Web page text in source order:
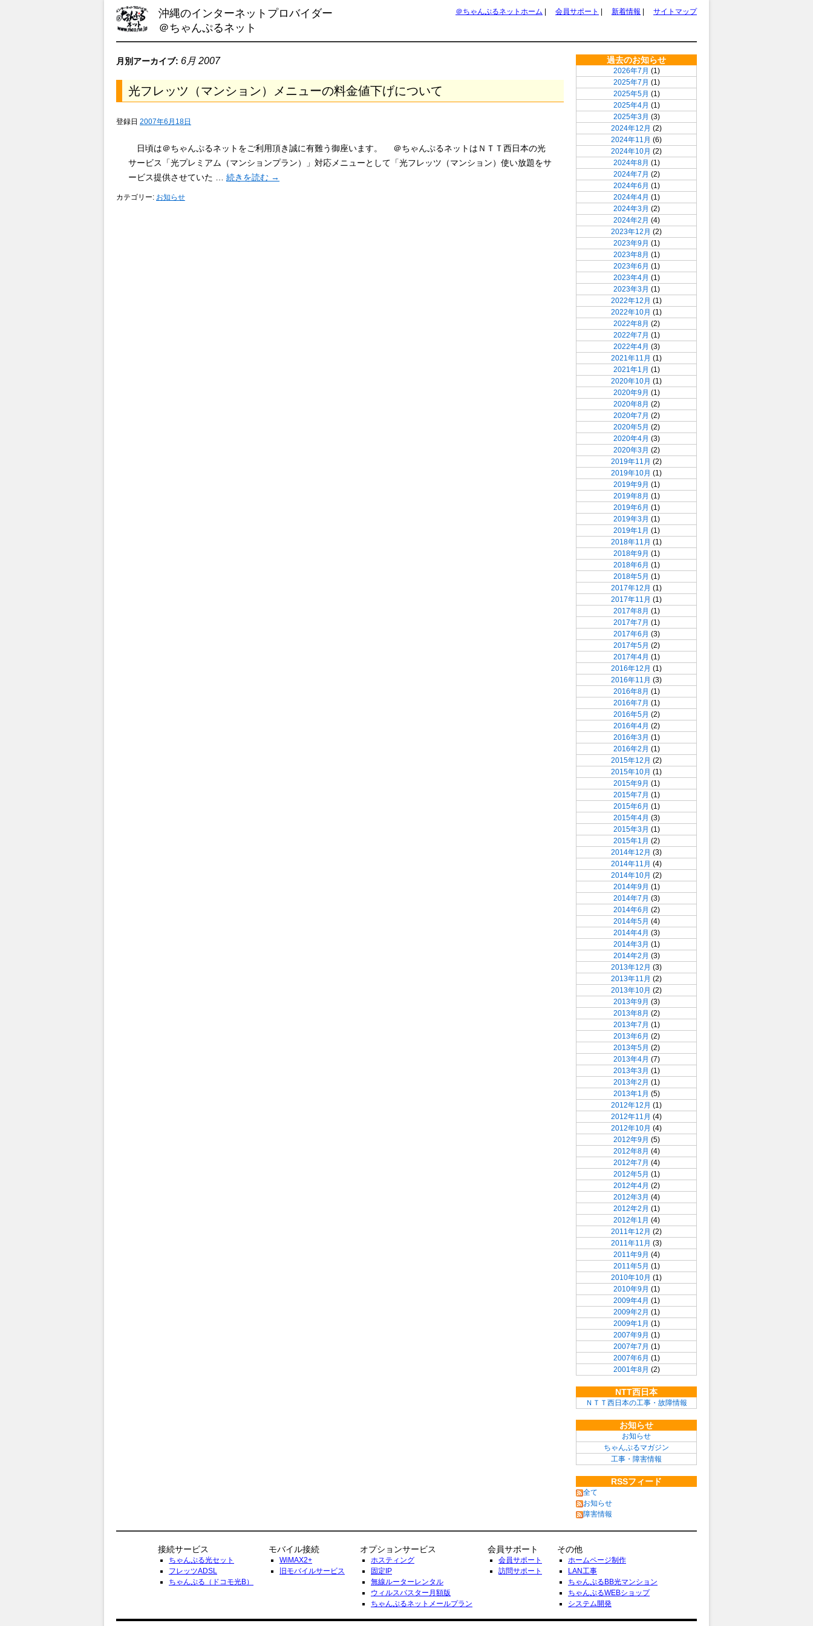
＠ちゃんぷるネットホーム 会員サポート 新着情報 サイトマップ
沖縄のインターネットプロバイダー
＠ちゃんぷるネット
月別アーカイブ: 6月 2007
光フレッツ（マンション）メニューの料金値下げについて
登録日 2007年6月18日
日頃は＠ちゃんぷるネットをご利用頂き誠に有難う御座います。 ＠ちゃんぷるネットはＮＴＴ西日本の光
サービス「光プレミアム（マンションプラン）」対応メニューとして「光フレッツ（マンション）使い放題をサ
ービス提供させていた … 続きを読む →
カテゴリー: お知らせ
過去のお知らせ
2026年7月 (1)
2025年7月 (1)
2025年5月 (1)
2025年4月 (1)
2025年3月 (3)
2024年12月 (2)
2024年11月 (6)
2024年10月 (2)
2024年8月 (1)
2024年7月 (2)
2024年6月 (1)
2024年4月 (1)
2024年3月 (2)
2024年2月 (4)
2023年12月 (2)
2023年9月 (1)
2023年8月 (1)
2023年6月 (1)
2023年4月 (1)
2023年3月 (1)
2022年12月 (1)
2022年10月 (1)
2022年8月 (2)
2022年7月 (1)
2022年4月 (3)
2021年11月 (1)
2021年1月 (1)
2020年10月 (1)
2020年9月 (1)
2020年8月 (2)
2020年7月 (2)
2020年5月 (2)
2020年4月 (3)
2020年3月 (2)
2019年11月 (2)
2019年10月 (1)
2019年9月 (1)
2019年8月 (1)
2019年6月 (1)
2019年3月 (1)
2019年1月 (1)
2018年11月 (1)
2018年9月 (1)
2018年6月 (1)
2018年5月 (1)
2017年12月 (1)
2017年11月 (1)
2017年8月 (1)
2017年7月 (1)
2017年6月 (3)
2017年5月 (2)
2017年4月 (1)
2016年12月 (1)
2016年11月 (3)
2016年8月 (1)
2016年7月 (1)
2016年5月 (2)
2016年4月 (2)
2016年3月 (1)
2016年2月 (1)
2015年12月 (2)
2015年10月 (1)
2015年9月 (1)
2015年7月 (1)
2015年6月 (1)
2015年4月 (3)
2015年3月 (1)
2015年1月 (2)
2014年12月 (3)
2014年11月 (4)
2014年10月 (2)
2014年9月 (1)
2014年7月 (3)
2014年6月 (2)
2014年5月 (4)
2014年4月 (3)
2014年3月 (1)
2014年2月 (3)
2013年12月 (3)
2013年11月 (2)
2013年10月 (2)
2013年9月 (3)
2013年8月 (2)
2013年7月 (1)
2013年6月 (2)
2013年5月 (2)
2013年4月 (7)
2013年3月 (1)
2013年2月 (1)
2013年1月 (5)
2012年12月 (1)
2012年11月 (4)
2012年10月 (4)
2012年9月 (5)
2012年8月 (4)
2012年7月 (4)
2012年5月 (1)
2012年4月 (2)
2012年3月 (4)
2012年2月 (1)
2012年1月 (4)
2011年12月 (2)
2011年11月 (3)
2011年9月 (4)
2011年5月 (1)
2010年10月 (1)
2010年9月 (1)
2009年4月 (1)
2009年2月 (1)
2009年1月 (1)
2007年9月 (1)
2007年7月 (1)
2007年6月 (1)
2001年8月 (2)
NTT西日本
ＮＴＴ西日本の工事・故障情報
お知らせ
お知らせ
ちゃんぷるマガジン
工事・障害情報
RSSフィード
全て
お知らせ
障害情報
接続サービス
ちゃんぷる光セット
フレッツADSL
ちゃんぷる（ドコモ光B）
モバイル接続
WiMAX2+
旧モバイルサービス
オプションサービス
ホスティング
固定IP
無線ルーターレンタル
ウィルスバスター月額版
ちゃんぷるネットメールプラン
会員サポート
会員サポート
訪問サポート
その他
ホームページ制作
LAN工事
ちゃんぷるBB光マンション
ちゃんぷるWEBショップ
システム開発